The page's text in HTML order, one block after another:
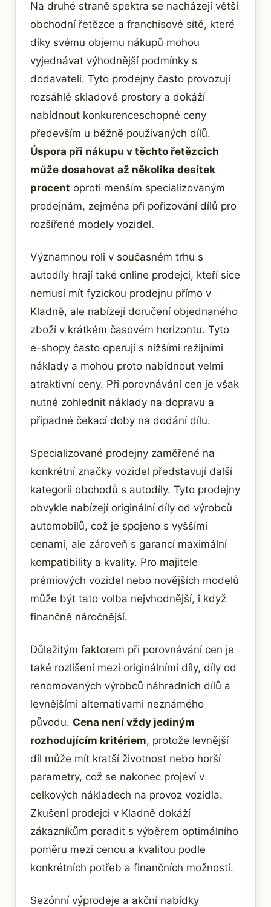
Na druhé straně spektra se nacházejí větší
obchodní řetězce a franchisové sítě, které
díky svému objemu nákupů mohou
vyjednávat výhodnější podmínky s
dodavateli. Tyto prodejny často provozují
rozsáhlé skladové prostory a dokáží
nabídnout konkurenceschopné ceny
především u běžně používaných dílů.
Úspora při nákupu v těchto řetězcích
může dosahovat až několika desítek
procent oproti menším specializovaným
prodejnám, zejména při pořizování dílů pro
rozšířené modely vozidel.
Významnou roli v současném trhu s
autodíly hrají také online prodejci, kteří sice
nemusí mít fyzickou prodejnu přímo v
Kladně, ale nabízejí doručení objednaného
zboží v krátkém časovém horizontu. Tyto
e-shopy často operují s nižšími režijními
náklady a mohou proto nabídnout velmi
atraktivní ceny. Při porovnávání cen je však
nutné zohlednit náklady na dopravu a
případné čekací doby na dodání dílu.
Specializované prodejny zaměřené na
konkrétní značky vozidel představují další
kategorii obchodů s autodíly. Tyto prodejny
obvykle nabízejí originální díly od výrobců
automobilů, což je spojeno s vyššími
cenami, ale zároveň s garancí maximální
kompatibility a kvality. Pro majitele
prémiových vozidel nebo novějších modelů
může být tato volba nejvhodnější, i když
finančně náročnější.
Důležitým faktorem při porovnávání cen je
také rozlišení mezi originálními díly, díly od
renomovaných výrobců náhradních dílů a
levnějšími alternativami neznámého
původu. Cena není vždy jediným
rozhodujícím kritériem, protože levnější
díl může mít kratší životnost nebo horší
parametry, což se nakonec projeví v
celkových nákladech na provoz vozidla.
Zkušení prodejci v Kladně dokáží
zákazníkům poradit s výběrem optimálního
poměru mezi cenou a kvalitou podle
konkrétních potřeb a finančních možností.
Sezónní výprodeje a akční nabídky